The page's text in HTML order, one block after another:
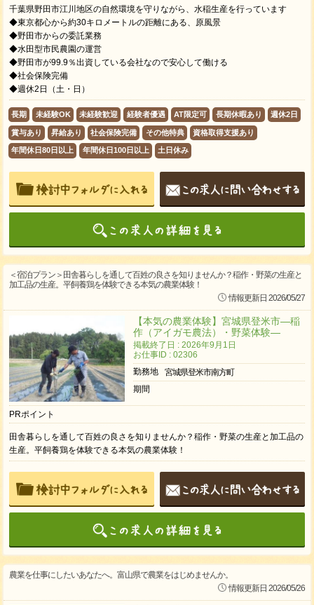
千葉県野田市江川地区の自然環境を守りながら、水稲生産を行っています
◆東京都心から約30キロメートルの距離にある、原風景
◆野田市からの委託業務
◆水田型市民農園の運営
◆野田市が99.9％出資している会社なので安心して働ける
◆社会保険完備
◆週休2日（土・日）
長期 未経験OK 未経験歓迎 経験者優遇 AT限定可 長期休暇あり 週休2日
賞与あり 昇給あり 社会保険完備 その他特典 資格取得支援あり
年間休日80日以上 年間休日100日以上 土日休み
＜宿泊プラン＞田舎暮らしを通して百姓の良さを知りませんか？稲作・野菜の生産と
加工品の生産。平飼養鶏を体験できる本気の農業体験！
情報更新日 2026/05/27
【本気の農業体験】宮城県登米市―稲
作（アイガモ農法）・野菜体験―
掲載終了日 : 2026年9月1日
お仕事ID : 02306
勤務地
宮城県登米市南方町
期間
PRポイント
田舎暮らしを通して百姓の良さを知りませんか？稲作・野菜の生産と加工品の
生産。平飼養鶏を体験できる本気の農業体験！
農業を仕事にしたいあなたへ。富山県で農業をはじめませんか。
情報更新日 2026/05/26